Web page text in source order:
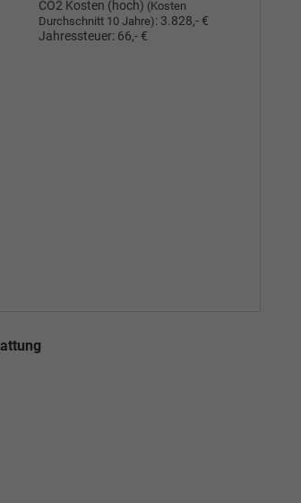
CO2 Kosten (hoch) (Kosten
Durchschnitt 10 Jahre): 3.828,- €
Jahressteuer: 66,- €